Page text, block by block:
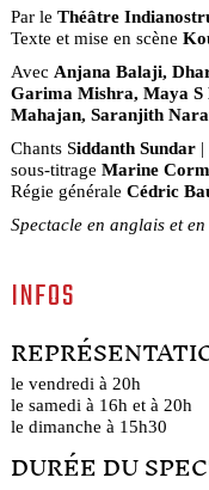
Par le Théâtre
Texte et mise en scène
Avec Anjana Balaji,
Garima Mishra, Maya
Mahajan, Saranjith
Chants Siddanth Sundar|
sous-titrage Marine
Régie générale Cédric
Spectacle en anglais et
INFOS
le vendredi à 20h
le samedi à 16h et à 20h
le dimanche à 15h30
DURÉE DU